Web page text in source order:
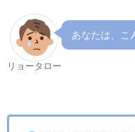
リョータロー
あなたは、こ